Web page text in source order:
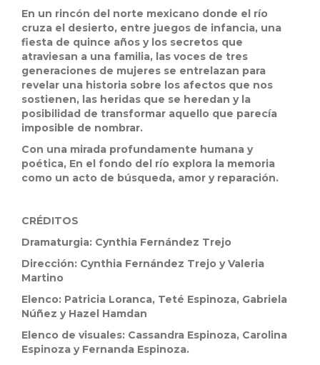
En un rincón del norte mexicano donde el río
cruza el desierto, entre juegos de infancia, una
fiesta de quince años y los secretos que
atraviesan a una familia, las voces de tres
generaciones de mujeres se entrelazan para
revelar una historia sobre los afectos que nos
sostienen, las heridas que se heredan y la
posibilidad de transformar aquello que parecía
imposible de nombrar.
Con una mirada profundamente humana y
poética, En el fondo del río explora la memoria
como un acto de búsqueda, amor y reparación.
CRÉDITOS
Dramaturgia: Cynthia Fernández Trejo
Dirección: Cynthia Fernández Trejo y Valeria
Martino
Elenco: Patricia Loranca, Teté Espinoza, Gabriela
Núñez y Hazel Hamdan
Elenco de visuales: Cassandra Espinoza, Carolina
Espinoza y Fernanda Espinoza.